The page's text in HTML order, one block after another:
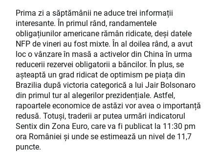
Prima zi a săptămânii ne aduce trei informații
interesante. În primul rând, randamentele
obligațiunilor americane rămân ridicate, deși datele
NFP de vineri au fost mixte. În al doilea rând, a avut
loc o vânzare în masă a activelor din China în urma
reducerii rezervei obligatorii a băncilor. În plus, se
așteaptă un grad ridicat de optimism pe piața din
Brazilia după victoria categorică a lui Jair Bolsonaro
din primul tur al alegerilor prezidențiale. Astfel,
rapoartele economice de astăzi vor avea o importanță
redusă. Totuși, traderii ar putea urmări indicatorul
Sentix din Zona Euro, care va fi publicat la 11:30 pm
ora României și unde se estimează un nivel de 11,7
puncte.